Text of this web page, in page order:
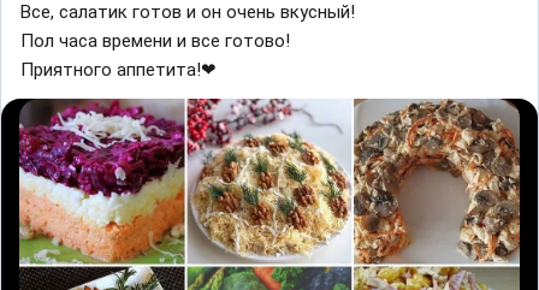
Все, салатик готов и он очень вкусный!
Пол часа времени и все готово!
Приятного аппетита!❤